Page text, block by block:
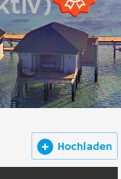
Hochladen